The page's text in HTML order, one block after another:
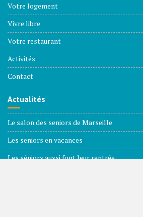
Votre logement
Vivre libre
Votre restaurant
Activités
Contact
Actualités
Le salon des seniors de Marseille
Les seniors en vacances
Les séniors aussi font leur rentrée